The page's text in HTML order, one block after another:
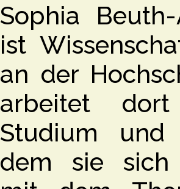
Sophia
ist
an der
arbeitet
Studium und
dem sie sich